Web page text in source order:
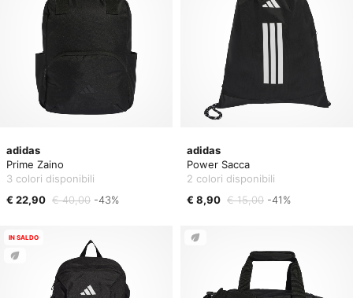
adidas
Prime Zaino
3 colori disponibili
€ 22,90 € 40,00 -43%
adidas
Power Sacca
2 colori disponibili
€ 8,90 € 15,00 -41%
IN SALDO